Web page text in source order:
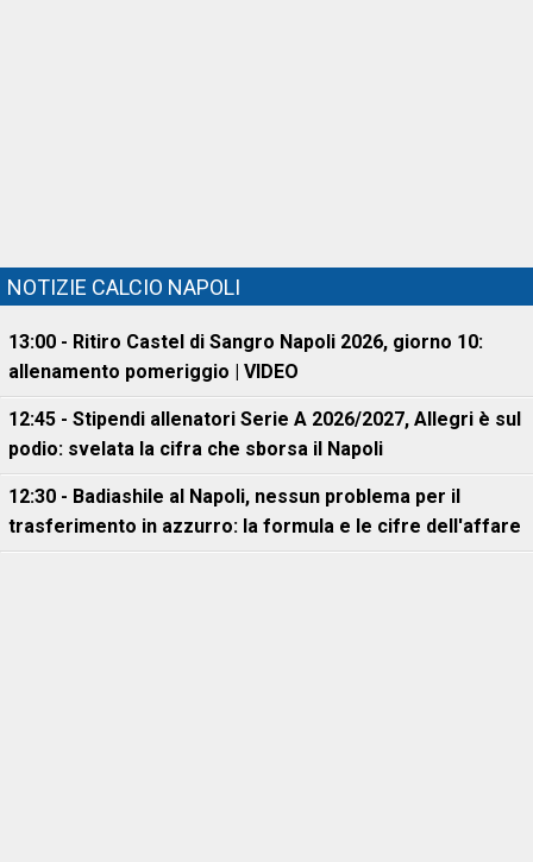
NOTIZIE CALCIO NAPOLI
13:00 - Ritiro Castel di Sangro Napoli 2026, giorno 10:
allenamento pomeriggio | VIDEO
12:45 - Stipendi allenatori Serie A 2026/2027, Allegri è sul
podio: svelata la cifra che sborsa il Napoli
12:30 - Badiashile al Napoli, nessun problema per il
trasferimento in azzurro: la formula e le cifre dell'affare